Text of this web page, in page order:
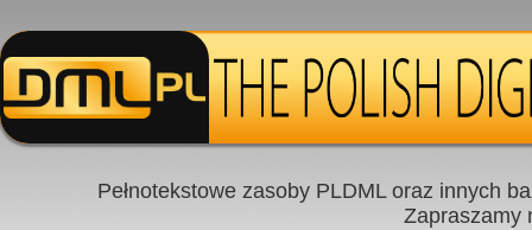
Pełnotekstowe zasoby PLDML oraz innych
Zapraszamy